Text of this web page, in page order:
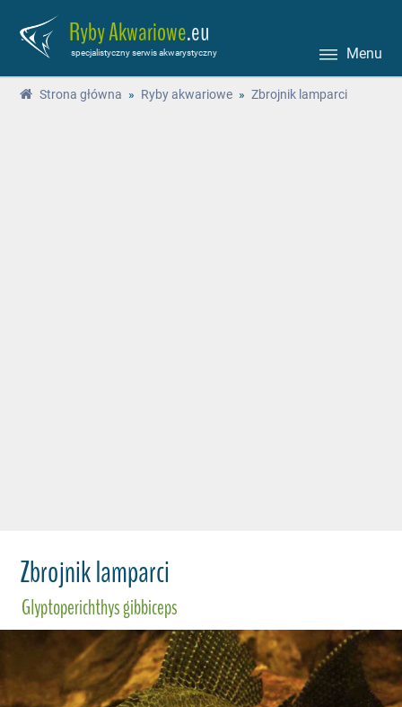
Ryby Akwariowe.eu
specjalistyczny serwis akwarystyczny Menu
Strona główna » Ryby akwariowe » Zbrojnik lamparci
Zbrojnik lamparci
Glyptoperichthys gibbiceps